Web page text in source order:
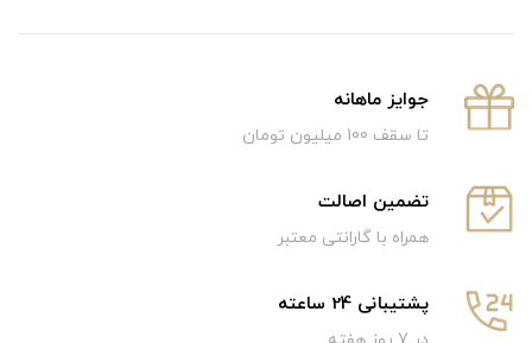
جوایز ماهانه
تا سقف 100 میلیون تومان
تضمین اصالت
همراه با گارانتی معتبر
پشتیبانی 24 ساعته